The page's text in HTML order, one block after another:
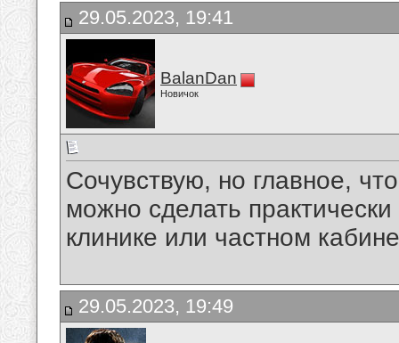
29.05.2023, 19:41
BalanDan
Новичок
Сочувствую, но главное,
можно сделать
клинике или частном
29.05.2023, 19:49